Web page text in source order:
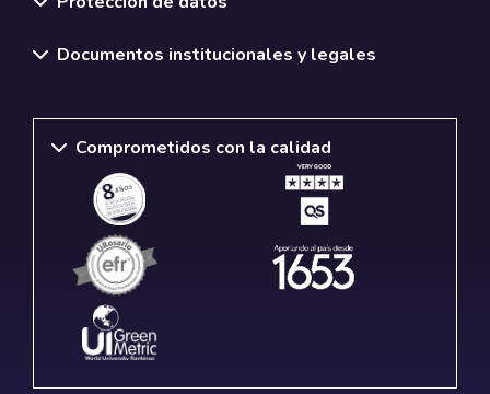
Documentos institucionales y legales
Comprometidos con la calidad